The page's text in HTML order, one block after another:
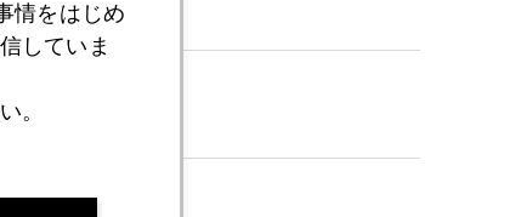
情をはじめ
していま
。